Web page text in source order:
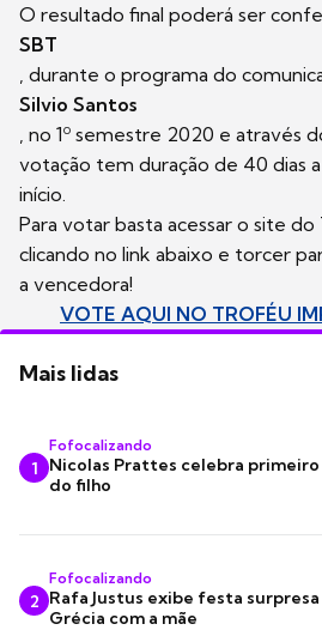
O resultado final poderá ser
SBT
, durante o programa do
Silvio Santos
, no 1º semestre 2020 e através
votação tem duração de 40 dias
início.
Para votar basta acessar o site
clicando no link abaixo e torcer
a vencedora!
VOTE AQUI NO TROFÉU
Mais lidas
1
Fofocalizando
Nicolas Prattes celebra primeiro
do filho
2
Fofocalizando
Rafa Justus exibe festa
Grécia com a mãe